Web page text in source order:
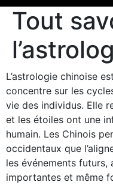
Tout
L’astrologie chinoise
concentre sur les
vie des individus. Elle
et les étoiles ont une
humain. Les Chinois
occidentaux que
les événements futurs,
importantes et même